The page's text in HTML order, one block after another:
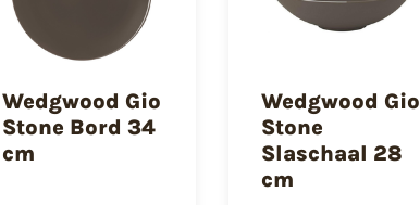
Wedgwood Gio
Stone Bord 34
cm
Wedgwood Gio
Stone
Slaschaal 28
cm